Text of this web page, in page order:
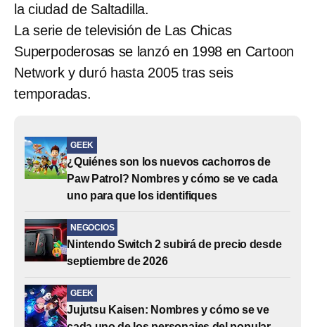
la ciudad de Saltadilla.
La serie de televisión de Las Chicas
Superpoderosas se lanzó en 1998 en Cartoon
Network y duró hasta 2005 tras seis
temporadas.
GEEK
¿Quiénes son los nuevos cachorros de
Paw Patrol? Nombres y cómo se ve cada
uno para que los identifiques
NEGOCIOS
Nintendo Switch 2 subirá de precio desde
septiembre de 2026
GEEK
Jujutsu Kaisen: Nombres y cómo se ve